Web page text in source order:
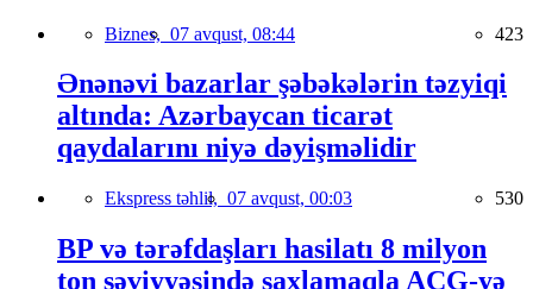
Biznes, 07 avqust, 08:44 423
Ənənəvi bazarlar şəbəkələrin təzyiqi
altında: Azərbaycan ticarət
qaydalarını niyə dəyişməlidir
Ekspress təhlil, 07 avqust, 00:03 530
BP və tərəfdaşları hasilatı 8 milyon
ton səviyyəsində saxlamaqla AÇG-yə